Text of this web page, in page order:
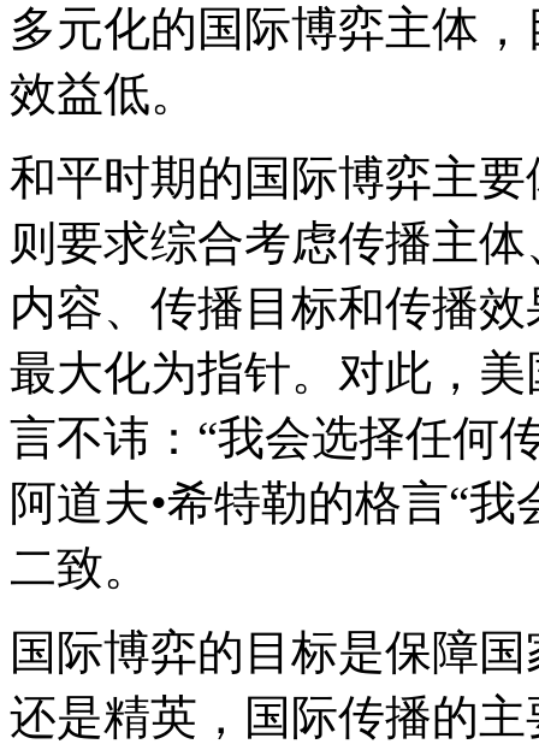
多元化的国际博弈主体
效益低。
和平时期的国际博弈主
则要求综合考虑传播主
内容、传播目标和传播
最大化为指针。对此，
言不讳：“我会选择任何
阿道夫•希特勒的格言“
二致。
国际博弈的目标是保障
还是精英，国际传播的